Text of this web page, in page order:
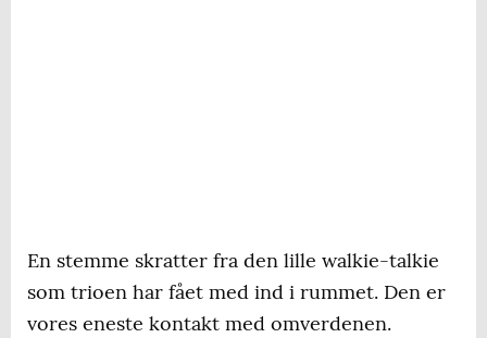
En stemme skratter fra den lille walkie-talkie
som trioen har fået med ind i rummet. Den er
vores eneste kontakt med omverdenen.